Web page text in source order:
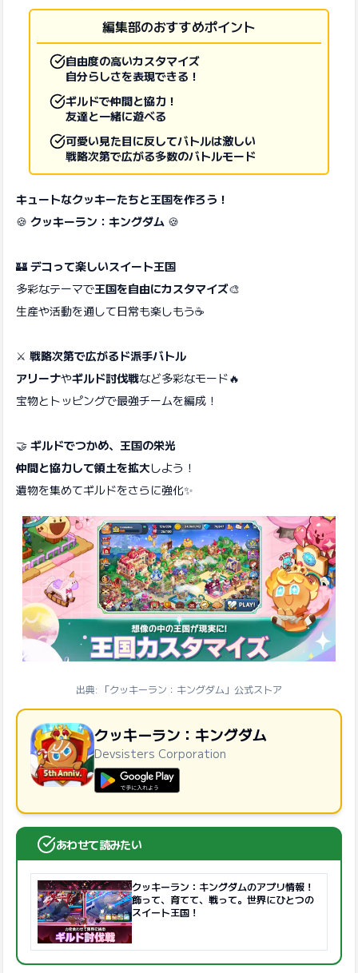
編集部のおすすめポイント
自由度の高いカスタマイズ
自分らしさを表現できる！
ギルドで仲間と協力！
友達と一緒に遊べる
可愛い見た目に反してバトルは激しい
戦略次第で広がる多数のバトルモード
キュートなクッキーたちと王国を作ろう！
🍪 クッキーラン：キングダム 🍪
🏰 デコって楽しいスイート王国
多彩なテーマで王国を自由にカスタマイズ🎨
生産や活動を通して日常も楽しもう☕️
⚔️ 戦略次第で広がるド派手バトル
アリーナやギルド討伐戦など多彩なモード🔥
宝物とトッピングで最強チームを編成！
🤝 ギルドでつかめ、王国の栄光
仲間と協力して領土を拡大しよう！
遺物を集めてギルドをさらに強化✨
出典: 「クッキーラン：キングダム」公式ストア
クッキーラン：キングダム
Devsisters Corporation
あわせて読みたい
クッキーラン：キングダムのアプリ情報！
飾って、育てて、戦って。世界にひとつの
スイート王国！